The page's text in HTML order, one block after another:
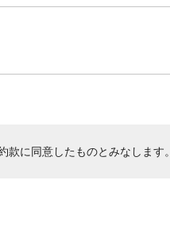
に同意したものとみなします。